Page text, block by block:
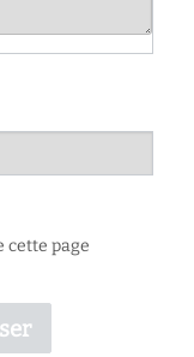
cette page